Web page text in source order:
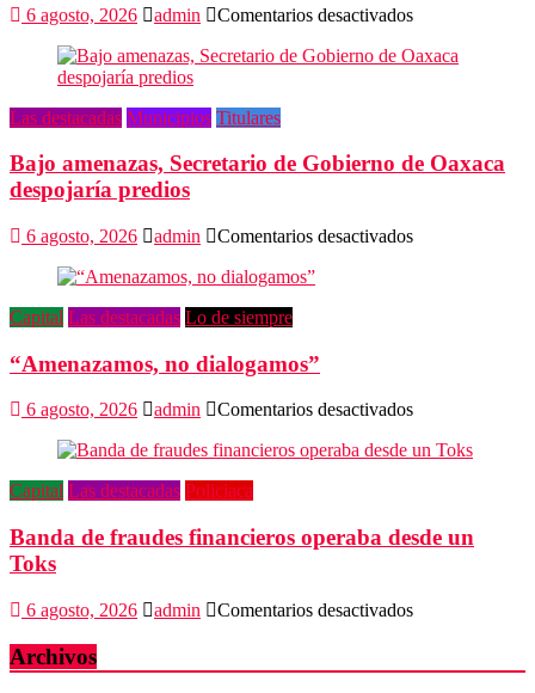
6 agosto, 2026 admin Comentarios desactivadosen
SEGOB
crimen
Leyva
Las destacadas Municipios Titulares
Bajo amenazas, Secretario de Gobierno de Oaxaca
despojaría predios
6 agosto, 2026 admin Comentarios desactivadosen
despojaría
Capital Las destacadas Lo de siempre
“Amenazamos, no dialogamos”
6 agosto, 2026 admin Comentarios desactivadosen
no
Capital Las destacadas Policiaca
Banda de fraudes financieros operaba desde un
Toks
6 agosto, 2026 admin Comentarios desactivadosen
fraudes
Archivos